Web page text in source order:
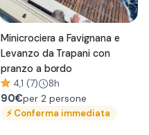
Minicrociera a Favignana e
Levanzo da Trapani con
pranzo a bordo
4,1 (7) 8h
90€per 2 persone
⚡Conferma immediata